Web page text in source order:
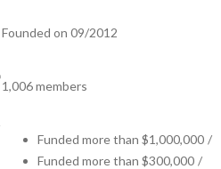
Founded on 09/2012
1,006 members
Funded more than $1,000,000 /
Funded more than $300,000 /